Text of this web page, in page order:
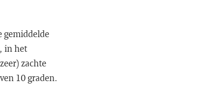
gemiddelde
in het
zachte
10 graden.